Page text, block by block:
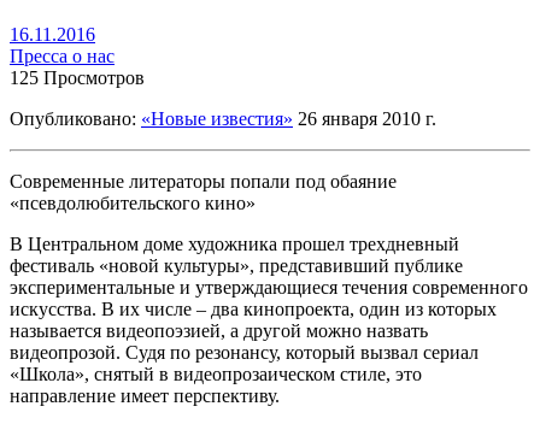
16.11.2016
Пресса о нас
125 Просмотров
Опубликовано: «Новые известия» 26 января 2010 г.
Современные литераторы попали под обаяние
«псевдолюбительского кино»
В Центральном доме художника прошел трехдневный
фестиваль «новой культуры», представивший публике
экспериментальные и утверждающиеся течения современного
искусства. В их числе – два кинопроекта, один из которых
называется видеопоэзией, а другой можно назвать
видеопрозой. Судя по резонансу, который вызвал сериал
«Школа», снятый в видеопрозаическом стиле, это
направление имеет перспективу.